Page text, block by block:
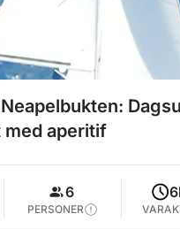
med aperitif
6
PERSONER